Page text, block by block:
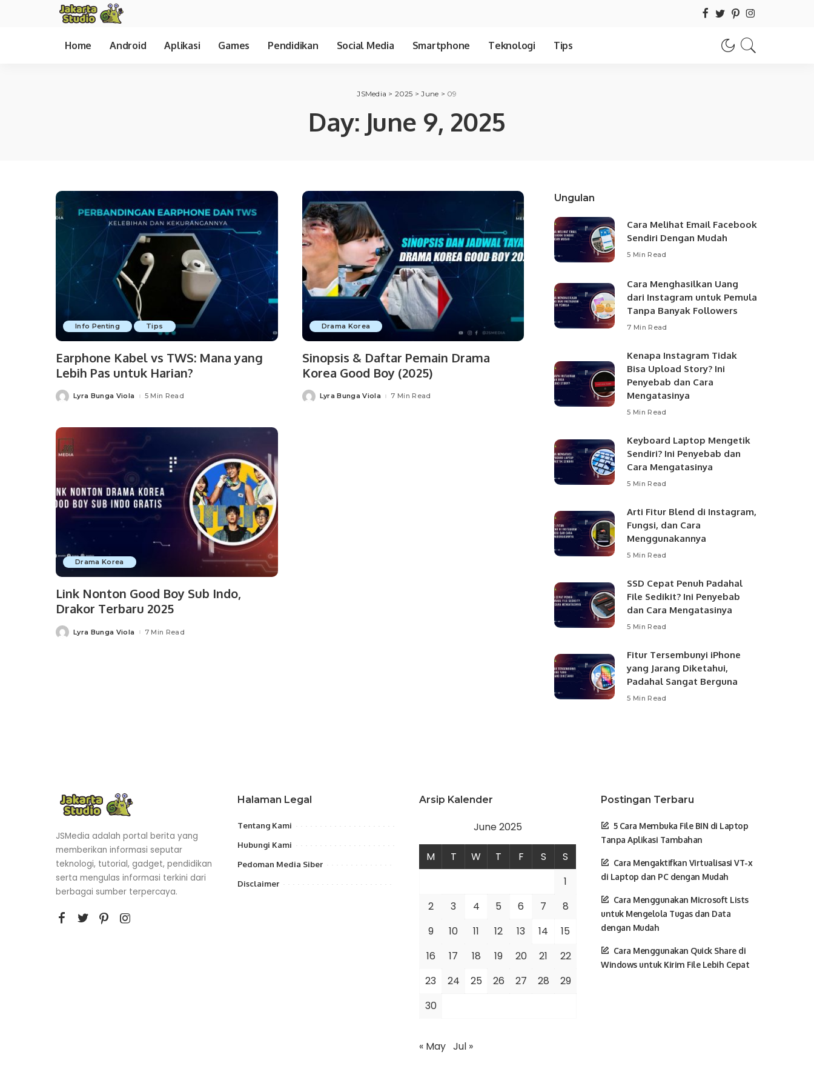
Home Android Aplikasi Games Pendidikan Social Media Smartphone Teknologi Tips
JSMedia > 2025 >June > 09
Day: June 9, 2025
Info Penting Tips
Earphone Kabel vs TWS: Mana yang
Lebih Pas untuk Harian?
PostedLyra Bunga Viola 5 Min Read
Drama Korea
Sinopsis & Daftar Pemain Drama
Korea Good Boy (2025)
PostedLyra Bunga Viola 7 Min Read
Drama Korea
Link Nonton Good Boy Sub Indo,
Drakor Terbaru 2025
PostedLyra Bunga Viola 7 Min Read
Ungulan
Cara Melihat Email Facebook
Sendiri Dengan Mudah
5 Min Read
Cara Menghasilkan Uang
dari Instagram untuk Pemula
Tanpa Banyak Followers
7 Min Read
Kenapa Instagram Tidak
Bisa Upload Story? Ini
Penyebab dan Cara
Mengatasinya
5 Min Read
Keyboard Laptop Mengetik
Sendiri? Ini Penyebab dan
Cara Mengatasinya
5 Min Read
Arti Fitur Blend di Instagram,
Fungsi, dan Cara
Menggunakannya
5 Min Read
SSD Cepat Penuh Padahal
File Sedikit? Ini Penyebab
dan Cara Mengatasinya
5 Min Read
Fitur Tersembunyi iPhone
yang Jarang Diketahui,
Padahal Sangat Berguna
5 Min Read
JSMedia adalah portal berita yang
memberikan informasi seputar
teknologi, tutorial, gadget, pendidikan
serta mengulas informasi terkini dari
berbagai sumber terpercaya.
Halaman Legal
Tentang Kami
Hubungi Kami
Pedoman Media Siber
Disclaimer
Arsip Kalender
June 2025
M T W T F S
S
1
2
3 4 5 6 7
8
9
10 11 12 13 14
15
16
17 18 19 20 21
22
23
24 25 26 27 28
29
30
« May Jul »
Postingan Terbaru
5 Cara Membuka File BIN di Laptop
Tanpa Aplikasi Tambahan
Cara Mengaktifkan Virtualisasi VT-x
di Laptop dan PC dengan Mudah
Cara Menggunakan Microsoft Lists
untuk Mengelola Tugas dan Data
dengan Mudah
Cara Menggunakan Quick Share di
Windows untuk Kirim File Lebih Cepat